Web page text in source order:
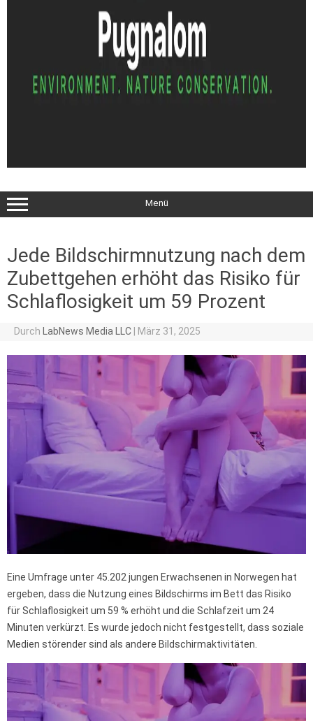
Menü
Jede Bildschirmnutzung nach dem
Zubettgehen erhöht das Risiko für
Schlaflosigkeit um 59 Prozent
Durch LabNews Media LLC März 31, 2025
Eine Umfrage unter 45.202 jungen Erwachsenen in Norwegen hat
ergeben, dass die Nutzung eines Bildschirms im Bett das Risiko
für Schlaflosigkeit um 59 % erhöht und die Schlafzeit um 24
Minuten verkürzt. Es wurde jedoch nicht festgestellt, dass soziale
Medien störender sind als andere Bildschirmaktivitäten.